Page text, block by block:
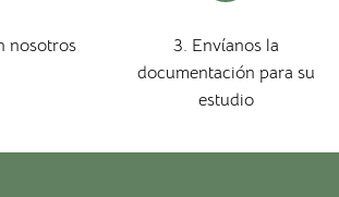
nosotros
3. Envíanos la
documentación para su
estudio